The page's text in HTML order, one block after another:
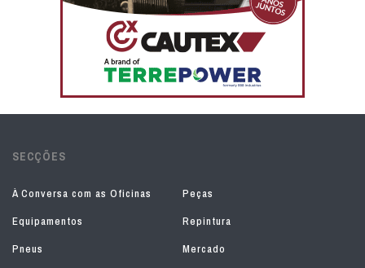
SECÇÕES
À Conversa com as Oficinas
Peças
Equipamentos
Repintura
Pneus
Mercado